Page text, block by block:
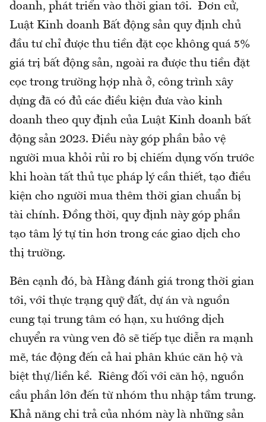
doanh, phát triển vào thời gian tới. Đơn cử,
Luật Kinh doanh Bất động sản quy định chủ
đầu tư chỉ được thu tiền đặt cọc không quá 5%
giá trị bất động sản, ngoài ra được thu tiền đặt
cọc trong trường hợp nhà ở, công trình xây
dựng đã có đủ các điều kiện đưa vào kinh
doanh theo quy định của Luật Kinh doanh bất
động sản 2023. Điều này góp phần bảo vệ
người mua khỏi rủi ro bị chiếm dụng vốn trước
khi hoàn tất thủ tục pháp lý cần thiết, tạo điều
kiện cho người mua thêm thời gian chuẩn bị
tài chính. Đồng thời, quy định này góp phần
tạo tâm lý tự tin hơn trong các giao dịch cho
thị trường.
Bên cạnh đó, bà Hằng đánh giá trong thời gian
tới, với thực trạng quỹ đất, dự án và nguồn
cung tại trung tâm có hạn, xu hướng dịch
chuyển ra vùng ven đô sẽ tiếp tục diễn ra mạnh
mẽ, tác động đến cả hai phân khúc căn hộ và
biệt thự/liền kề. Riêng đối với căn hộ, nguồn
cầu phần lớn đến từ nhóm thu nhập tầm trung.
Khả năng chi trả của nhóm này là những sản